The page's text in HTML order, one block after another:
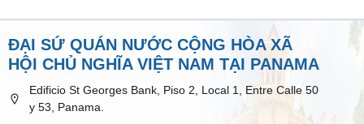
ĐẠI SỨ QUÁN NƯỚC CỘNG HÒA XÃ
HỘI CHỦ NGHĨA VIỆT NAM TẠI PANAMA
Edificio St Georges Bank, Piso 2, Local 1, Entre Calle 50
y 53, Panama.